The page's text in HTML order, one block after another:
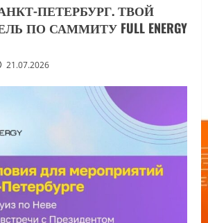
ПЕТЕРБУРГ. ТВОЙ
ПО САММИТУ FULL ENERGY
21.07.2026